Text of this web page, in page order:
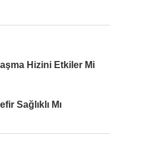
Hizini Etkiler Mi
Sağlıklı Mı